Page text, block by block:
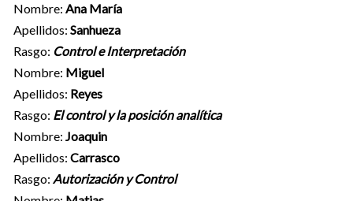
Nombre: Ana María
Apellidos: Sanhueza
Rasgo: Control e Interpretación
Nombre: Miguel
Apellidos: Reyes
Rasgo: El control y la posición analítica
Nombre: Joaquin
Apellidos: Carrasco
Rasgo: Autorización y Control